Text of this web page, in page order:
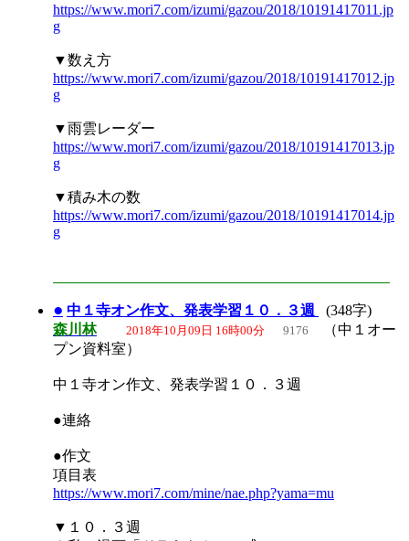
https://www.mori7.com/izumi/gazou/2018/10191417011.jp
g
▼数え方
https://www.mori7.com/izumi/gazou/2018/10191417012.jp
g
▼雨雲レーダー
https://www.mori7.com/izumi/gazou/2018/10191417013.jp
g
▼積み木の数
https://www.mori7.com/izumi/gazou/2018/10191417014.jp
g
● 中１寺オン作文、発表学習１０．３週
(348字)
森川林
2018年10月09日 16時00分 9176
（中１オー
プン資料室）
中１寺オン作文、発表学習１０．３週
●連絡
●作文
項目表
https://www.mori7.com/mine/nae.php?yama=mu
▼１０．３週